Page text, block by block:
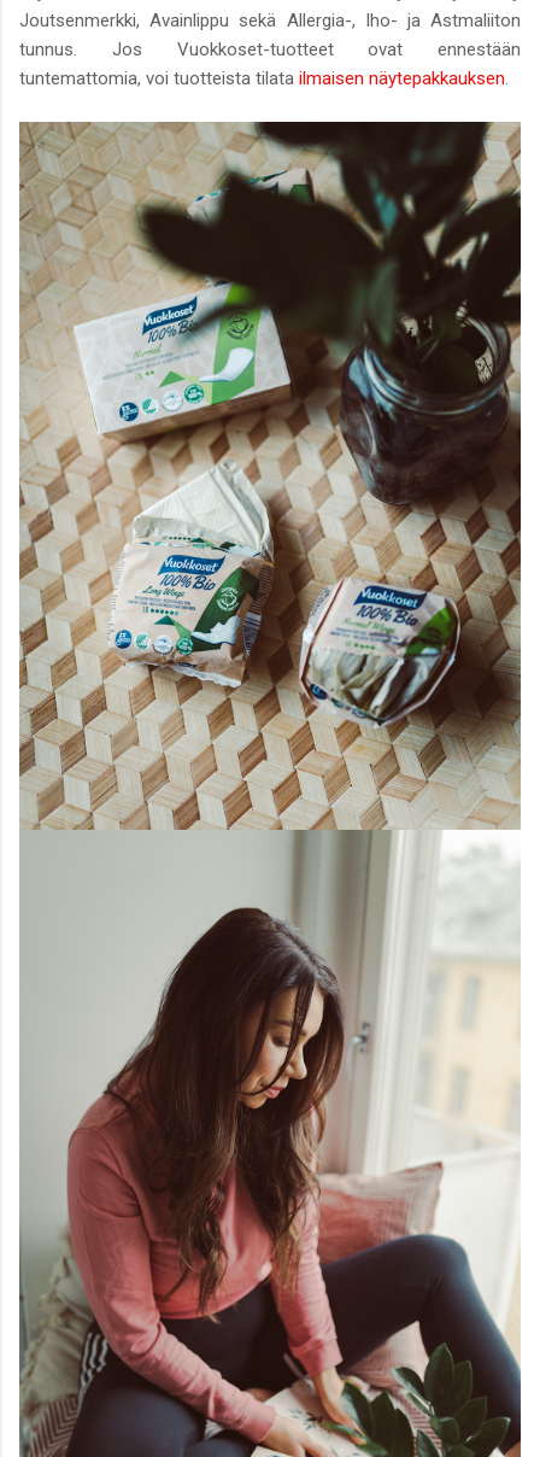
Joutsenmerkki, Avainlippu sekä Allergia-, Iho- ja Astmaliiton
tunnus. Jos Vuokkoset-tuotteet ovat ennestään
tuntemattomia, voi tuotteista tilata ilmaisen näytepakkauksen.